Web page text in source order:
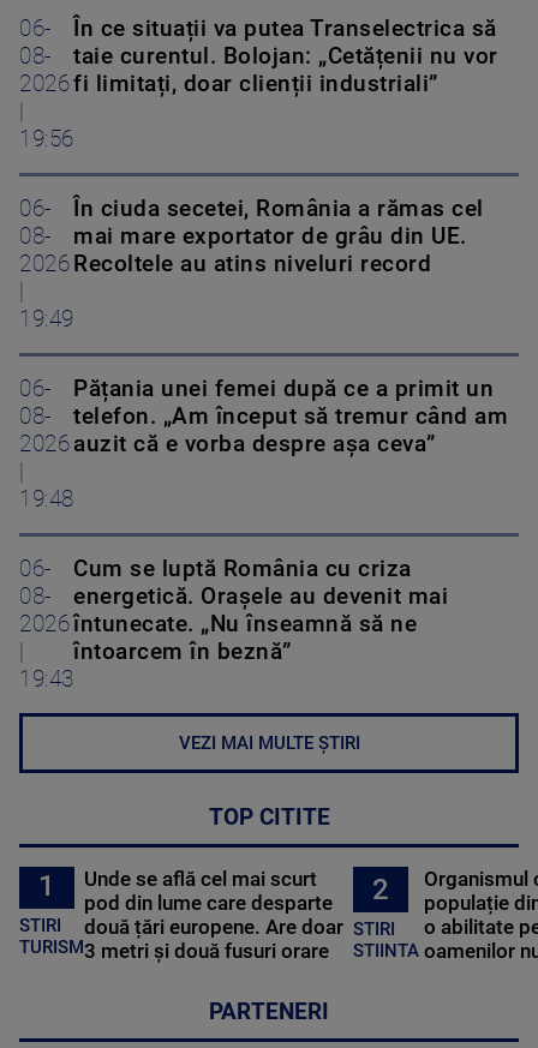
06-
08-
2026
19:56
În ce situații va putea Transelectrica să
taie curentul. Bolojan: „Cetățenii nu vor
fi limitați, doar clienții industriali”
06-
08-
2026
19:49
În ciuda secetei, România a rămas cel
mai mare exportator de grâu din UE.
Recoltele au atins niveluri record
06-
08-
2026
19:48
Pățania unei femei după ce a primit un
telefon. „Am început să tremur când am
auzit că e vorba despre așa ceva”
06-
08-
2026
19:43
Cum se luptă România cu criza
energetică. Orașele au devenit mai
întunecate. „Nu înseamnă să ne
întoarcem în beznă”
VEZI MAI MULTE ȘTIRI
TOP CITITE
1
STIRI
TURISM
Unde se află cel mai scurt
pod din lume care desparte
două țări europene. Are doar
3 metri și două fusuri orare
2
STIRI
STIINTA
Organismul
populație
o abilitate
oamenilor
PARTENERI